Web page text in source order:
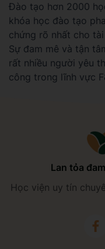
Đào tạo hơn 2000
khóa học đào tạo
chứng rõ nhất cho
Sự đam mê và tận
rất nhiều người yêu
công trong lĩnh vực
Lan tỏa
Học viện uy tín